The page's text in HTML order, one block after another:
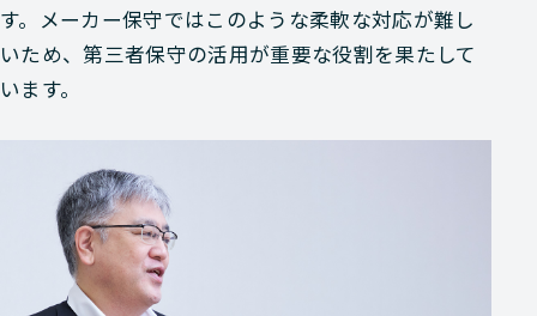
す。メーカー保守ではこのような柔軟な対応が難し
いため、第三者保守の活用が重要な役割を果たして
います。